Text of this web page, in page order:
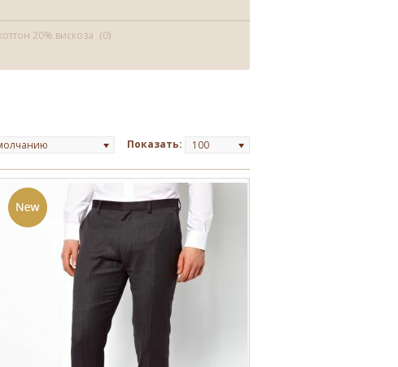
20% вискоза
0
Показать: 100